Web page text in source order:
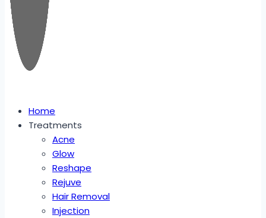
Home
Treatments
Acne
Glow
Reshape
Rejuve
Hair Removal
Injection